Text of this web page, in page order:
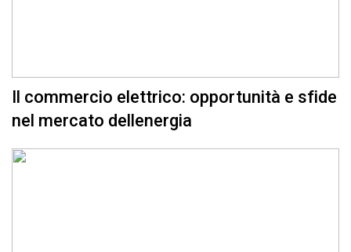
Il commercio elettrico: opportunità e sfide
nel mercato dellenergia